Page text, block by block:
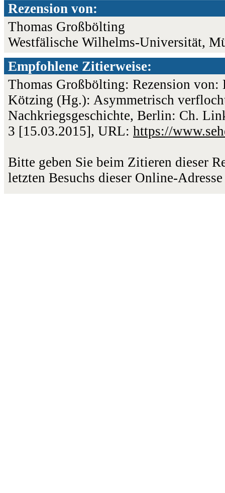
Rezension von:
Thomas Großbölting
Westfälische Wilhelms-Universität,
Empfohlene Zitierweise:
Thomas Großbölting: Rezension
Kötzing (Hg.): Asymmetrisch
Nachkriegsgeschichte, Berlin: Ch.
3 [15.03.2015], URL: https://
Bitte geben Sie beim Zitieren dieser
letzten Besuchs dieser Online-Adresse